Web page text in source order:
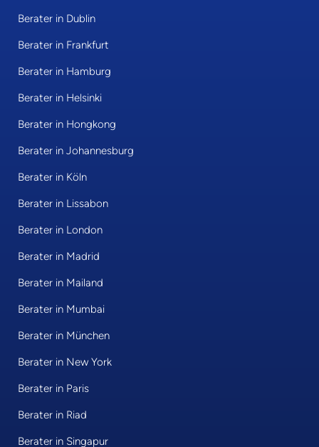
Berater in Dublin
Berater in Frankfurt
Berater in Hamburg
Berater in Helsinki
Berater in Hongkong
Berater in Johannesburg
Berater in Köln
Berater in Lissabon
Berater in London
Berater in Madrid
Berater in Mailand
Berater in Mumbai
Berater in München
Berater in New York
Berater in Paris
Berater in Riad
Berater in Singapur